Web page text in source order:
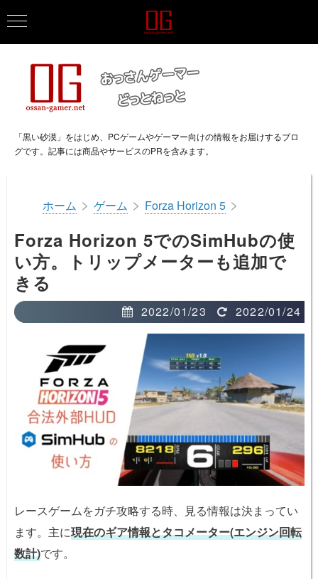
「黒い砂漠」をはじめ、PCゲームやゲーマー向けの情報をお届けするブロ
グです。記事には商品やサービスのPRを含みます。
ホーム > ゲーム > Forza Horizon 5 >
Forza Horizon 5でのSimHubの使
い方。トリップメーターも追加で
きる
2022/01/23 2022/01/24
レースゲームをガチ攻略する時、見る情報は決まってい
ます。主に現在のギア情報とタコメーター(エンジン回転
数計)です。